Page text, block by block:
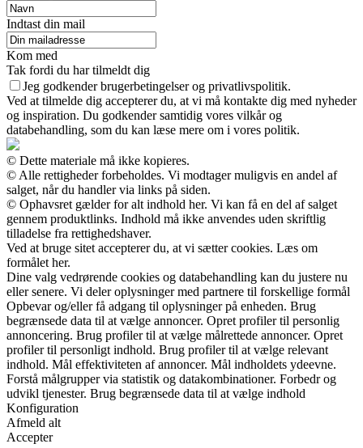
Indtast din mail
Kom med
Tak fordi du har tilmeldt dig
Jeg godkender brugerbetingelser og privatlivspolitik.
Ved at tilmelde dig accepterer du, at vi må kontakte dig med nyheder
og inspiration. Du godkender samtidig vores vilkår og
databehandling, som du kan læse mere om i vores politik.
© Dette materiale må ikke kopieres.
© Alle rettigheder forbeholdes. Vi modtager muligvis en andel af
salget, når du handler via links på siden.
© Ophavsret gælder for alt indhold her. Vi kan få en del af salget
gennem produktlinks. Indhold må ikke anvendes uden skriftlig
tilladelse fra rettighedshaver.
Ved at bruge sitet accepterer du, at vi sætter cookies. Læs om
formålet her.
Dine valg vedrørende cookies og databehandling kan du justere nu
eller senere. Vi deler oplysninger med partnere til forskellige formål
Opbevar og/eller få adgang til oplysninger på enheden. Brug
begrænsede data til at vælge annoncer. Opret profiler til personlig
annoncering. Brug profiler til at vælge målrettede annoncer. Opret
profiler til personligt indhold. Brug profiler til at vælge relevant
indhold. Mål effektiviteten af annoncer. Mål indholdets ydeevne.
Forstå målgrupper via statistik og datakombinationer. Forbedr og
udvikl tjenester. Brug begrænsede data til at vælge indhold
Konfiguration
Afmeld alt
Accepter